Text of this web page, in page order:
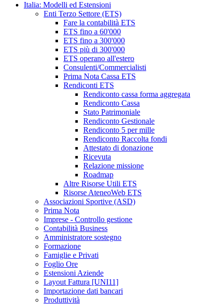
Italia: Modelli ed Estensioni
Enti Terzo Settore (ETS)
Fare la contabilità ETS
ETS fino a 60'000
ETS fino a 300'000
ETS più di 300'000
ETS operano all'estero
Consulenti/Commercialisti
Prima Nota Cassa ETS
Rendiconti ETS
Rendiconto cassa forma aggregata
Rendiconto Cassa
Stato Patrimoniale
Rendiconto Gestionale
Rendiconto 5 per mille
Rendiconto Raccolta fondi
Attestato di donazione
Ricevuta
Relazione missione
Roadmap
Altre Risorse Utili ETS
Risorse AteneoWeb ETS
Associazioni Sportive (ASD)
Prima Nota
Imprese - Controllo gestione
Contabilità Business
Amministratore sostegno
Formazione
Famiglie e Privati
Foglio Ore
Estensioni Aziende
Layout Fattura [UNI11]
Importazione dati bancari
Produttività